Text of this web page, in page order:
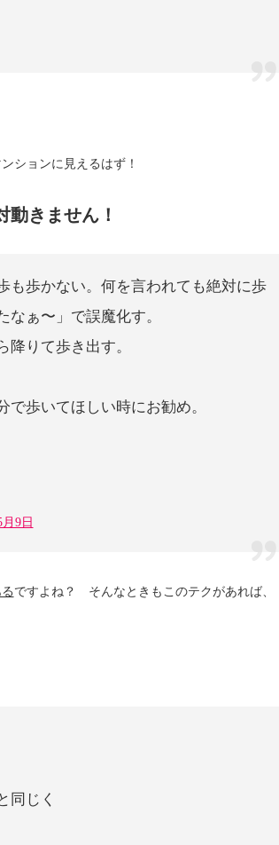
ションに見えるはず！
動きません！
も歩かない。何を言われても絶対に歩
ぁ〜」で誤魔化す。
りて歩き出す。
歩いてほしい時にお勧め。
月9日
ですよね？ そんなときもこのテクがあれば、
同じく